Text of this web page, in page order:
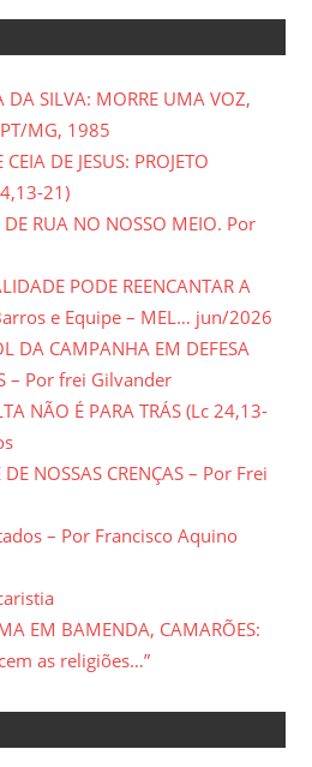
DA SILVA: MORRE UMA VOZ,
MG, 1985
DE JESUS: PROJETO
21)
DE RUA NO NOSSO MEIO. Por
PODE REENCANTAR A
e Equipe – MEL… jun/2026
DA CAMPANHA EM DEFESA
– Por frei Gilvander
NÃO É PARA TRÁS (Lc 24,13-
NOSSAS CRENÇAS – Por Frei
– Por Francisco Aquino
EM BAMENDA, CAMARÕES:
as religiões…”